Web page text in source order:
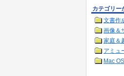
カテゴリー
文書作
画像＆
家庭＆
アミュ
Mac